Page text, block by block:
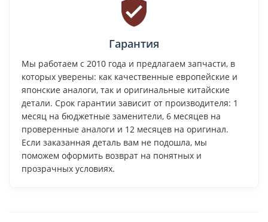
Гарантия
Мы работаем с 2010 года и предлагаем запчасти, в
которых уверены: как качественные европейские и
японские аналоги, так и оригинальные китайские
детали. Срок гарантии зависит от производителя: 1
месяц на бюджетные заменители, 6 месяцев на
проверенные аналоги и 12 месяцев на оригинал.
Если заказанная деталь вам не подошла, мы
поможем оформить возврат на понятных и
прозрачных условиях.